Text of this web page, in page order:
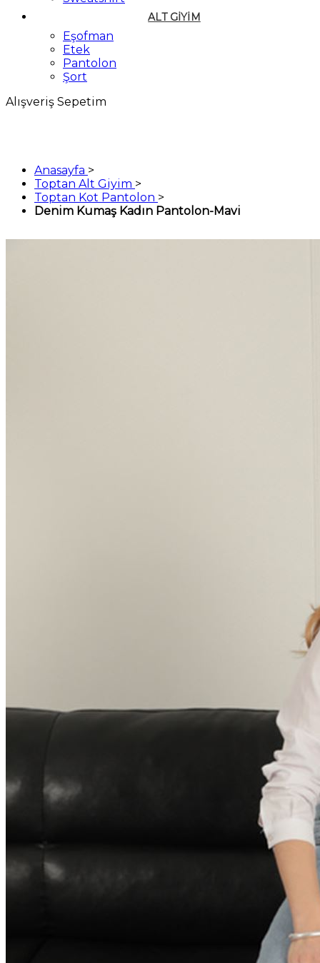
ALT GIYIM
Eşofman
Etek
Pantolon
Şort
Alışveriş Sepetim
Anasayfa >
Toptan Alt Giyim >
Toptan Kot Pantolon >
Denim Kumaş Kadın Pantolon-Mavi